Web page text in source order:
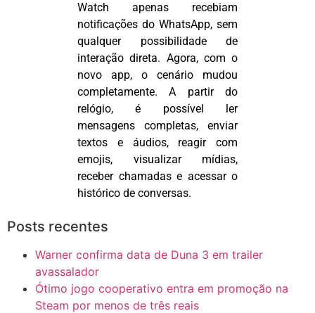
Watch apenas recebiam
notificações do WhatsApp, sem
qualquer possibilidade de
interação direta. Agora, com o
novo app, o cenário mudou
completamente. A partir do
relógio, é possível ler
mensagens completas, enviar
textos e áudios, reagir com
emojis, visualizar mídias,
receber chamadas e acessar o
histórico de conversas.
Posts recentes
Warner confirma data de Duna 3 em trailer
avassalador
Ótimo jogo cooperativo entra em promoção na
Steam por menos de três reais